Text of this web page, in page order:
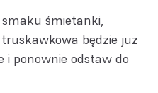
śmietanki,
będzie już
i ponownie odstaw do